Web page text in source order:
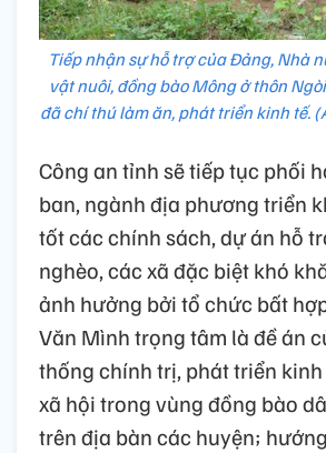
Tiếp nhận sự hỗ trợ của Đảng, Nhà
vật nuôi, đồng bào Mông ở thôn
đã chí thú làm ăn, phát triển kinh tế.
Công an tỉnh sẽ tiếp tục phối
ban, ngành địa phương triển
tốt các chính sách, dự án hỗ
nghèo, các xã đặc biệt khó
ảnh hưởng bởi tổ chức bất
Văn Mình trọng tâm là đề án
thống chính trị, phát triển kinh
xã hội trong vùng đồng bào
trên địa bàn các huyện;